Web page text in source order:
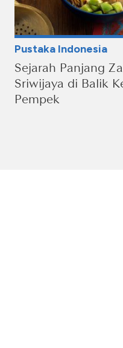
Pustaka Indonesia
Sejarah Panjang
Sriwijaya di Balik
Pempek